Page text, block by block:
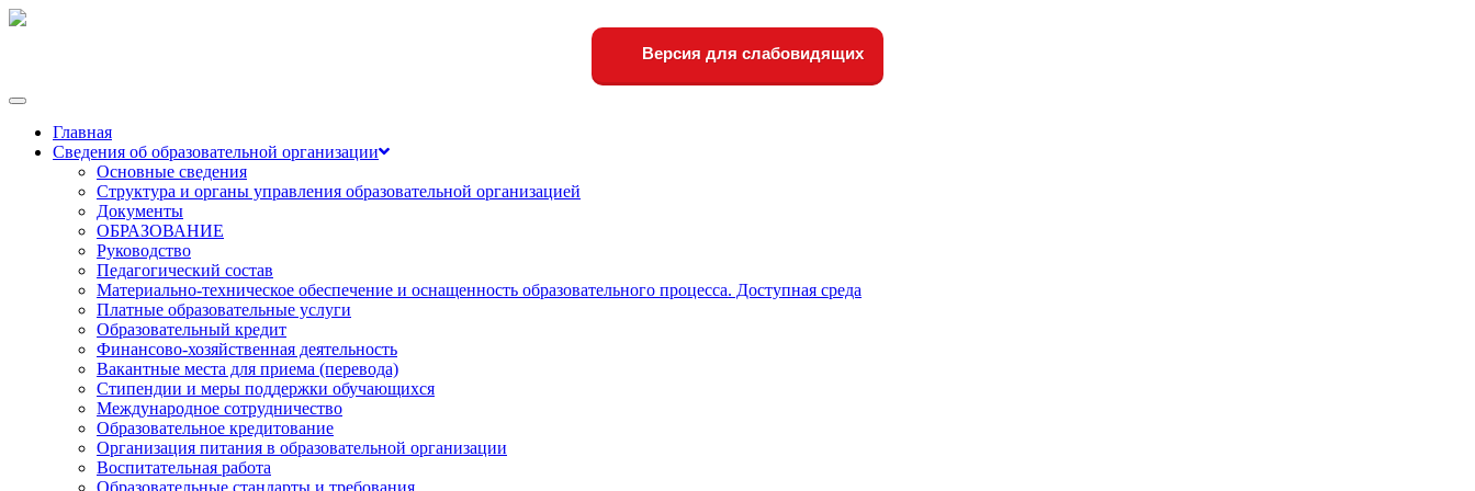
Версия для слабовидящих
Переключить
навигацииГлавная
Сведения об образовательной организации
Основные сведения
Структура и органы управления образовательной организацией
Документы
ОБРАЗОВАНИЕ
Руководство
Педагогический состав
Материально-техническое обеспечение и оснащенность образовательного процесса. Доступная среда
Платные образовательные услуги
Образовательный кредит
Финансово-хозяйственная деятельность
Вакантные места для приема (перевода)
Стипендии и меры поддержки обучающихся
Международное сотрудничество
Образовательное кредитование
Организация питания в образовательной организации
Воспитательная работа
Образовательные стандарты и требования